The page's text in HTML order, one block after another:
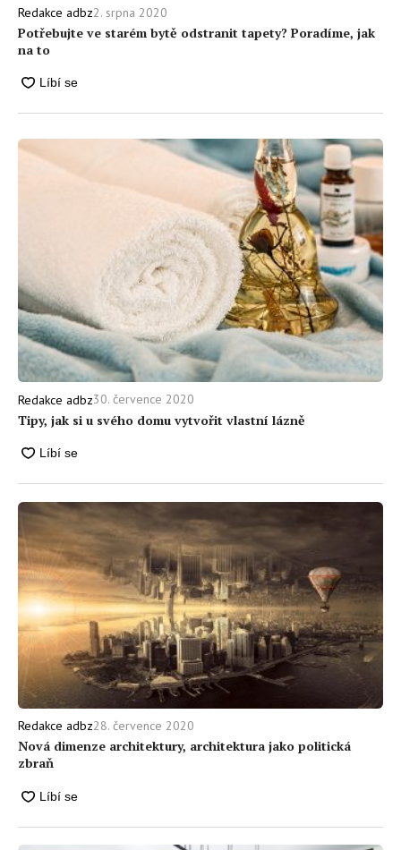
Redakce adbz2. srpna 2020
Potřebujte ve starém bytě odstranit tapety? Poradíme, jak
na to
Redakce adbz30. července 2020
Tipy, jak si u svého domu vytvořit vlastní lázně
Redakce adbz28. července 2020
Nová dimenze architektury, architektura jako politická
zbraň